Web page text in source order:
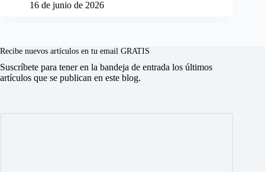
16 de junio de 2026
Recibe nuevos artículos en tu email GRATIS
Suscríbete para tener en la bandeja de entrada los últimos
artículos que se publican en este blog.